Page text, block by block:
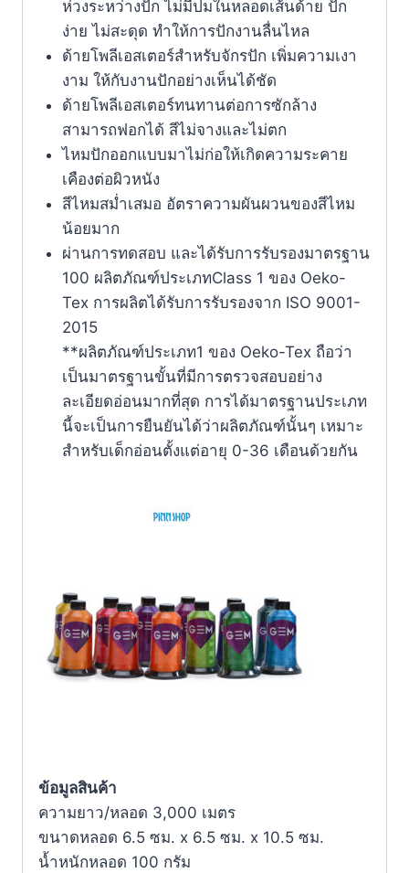
ห่วงระหว่างปัก ไม่มีปมในหลอดเส้นด้าย ปัก
ง่าย ไม่สะดุด ทำให้การปักงานลื่นไหล
ด้ายโพลีเอสเตอร์สำหรับจักรปัก เพิ่มความเงา
งาม ให้กับงานปักอย่างเห็นได้ชัด
ด้ายโพลีเอสเตอร์ทนทานต่อการซักล้าง
สามารถฟอกได้ สีไม่จางและไม่ตก
ไหมปักออกแบบมาไม่ก่อให้เกิดความระคาย
เคืองต่อผิวหนัง
สีไหมสม่ำเสมอ อัตราความผันผวนของสีไหม
น้อยมาก
ผ่านการทดสอบ และได้รับการรับรองมาตรฐาน
100 ผลิตภัณฑ์ประเภทClass 1 ของ Oeko-
Tex การผลิตได้รับการรับรองจาก ISO 9001-
2015
**ผลิตภัณฑ์ประเภท1 ของ Oeko-Tex ถือว่า
เป็นมาตรฐานขั้นที่มีการตรวจสอบอย่าง
ละเอียดอ่อนมากที่สุด การได้มาตรฐานประเภท
นี้จะเป็นการยืนยันได้ว่าผลิตภัณฑ์นั้นๆ เหมาะ
สำหรับเด็กอ่อนตั้งแต่อายุ 0-36 เดือนด้วยกัน
ข้อมูลสินค้า
ความยาว/หลอด 3,000 เมตร
ขนาดหลอด 6.5 ซม. x 6.5 ซม. x 10.5 ซม.
น้ำหนักหลอด 100 กรัม